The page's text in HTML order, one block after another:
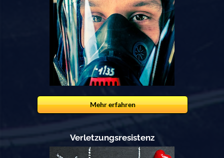
Mehr erfahren
Verletzungsresistenz